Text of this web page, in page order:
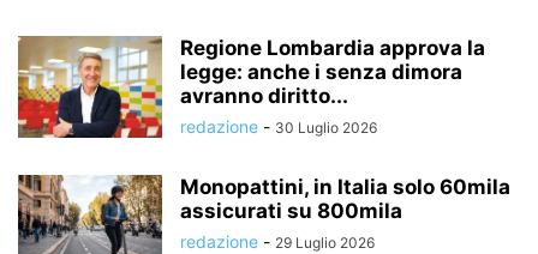
Regione Lombardia approva la
legge: anche i senza dimora
avranno diritto...
redazione - 30 Luglio 2026
Monopattini, in Italia solo 60mila
assicurati su 800mila
redazione - 29 Luglio 2026